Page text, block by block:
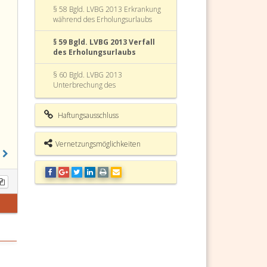
§ 58 Bgld. LVBG 2013 Erkrankung
während des Erholungsurlaubs
§ 59 Bgld. LVBG 2013 Verfall
des Erholungsurlaubs
§ 60 Bgld. LVBG 2013
Unterbrechung des
Verhinderung
§ 61 Bgld. LVBG 2013 Ansprüche
Dienstverhältnisses
§ 62 Bgld. LVBG 2013
Sonderurlaub
Haftungsausschluss
Vernetzungsmöglichkeiten